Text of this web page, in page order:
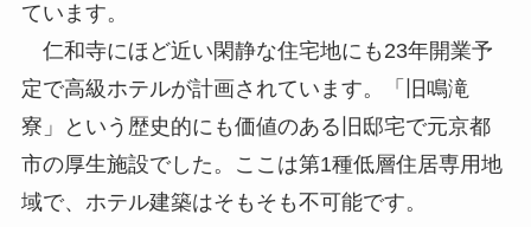
ています。
仁和寺にほど近い閑静な住宅地にも23年開業予
定で高級ホテルが計画されています。「旧鳴滝
寮」という歴史的にも価値のある旧邸宅で元京都
市の厚生施設でした。ここは第1種低層住居専用地
域で、ホテル建築はそもそも不可能です。